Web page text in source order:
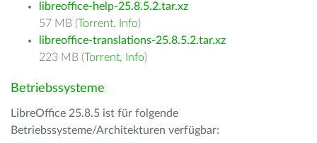
libreoffice-help-25.8.5.2.tar.xz
57 MB (Torrent, Info)
libreoffice-translations-25.8.5.2.tar.xz
223 MB (Torrent, Info)
Betriebssysteme
LibreOffice 25.8.5 ist für folgende
Betriebssysteme/Architekturen verfügbar: